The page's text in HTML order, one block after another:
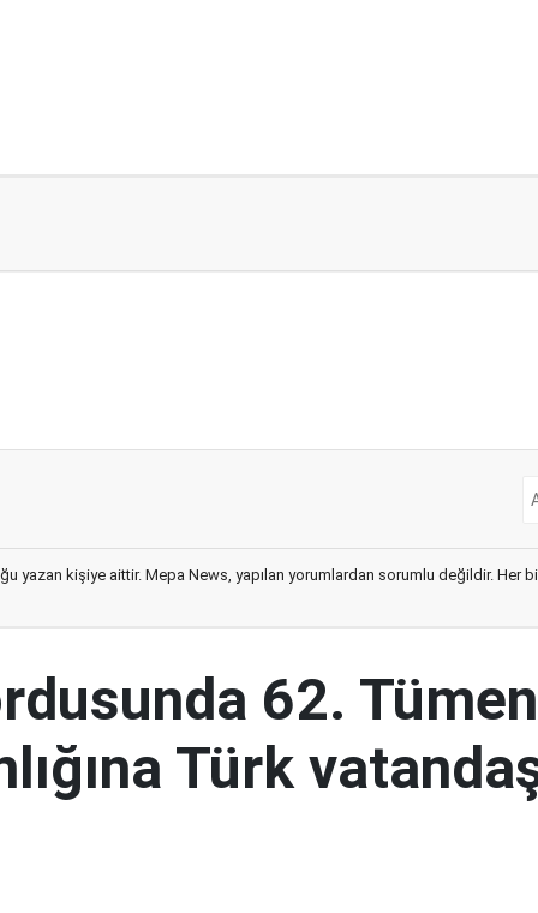
yazan kişiye aittir. Mepa News, yapılan yorumlardan sorumlu değildir. Her
62. Tümen
Türk